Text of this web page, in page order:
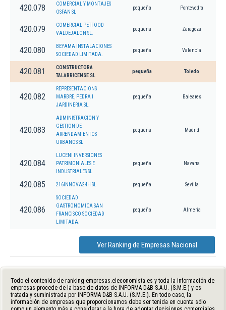
420.078
COMERCIAL Y MONTAJES
OSFAN SL
pequeña Pontevedra
420.079
COMERCIAL PETFOOD
VALDEJALON SL.
pequeña Zaragoza
420.080
BEYAMA INSTALACIONES
SOCIEDAD LIMITADA.
pequeña Valencia
420.081
CONSTRUCTORA
TALABRICENSE SL
pequeña Toledo
420.082
REPRESENTACIONS
MARBRE, PEDRA I
JARDINERIA SL.
pequeña Baleares
420.083
ADMINISTRACION Y
GESTION DE
ARRENDAMIENTOS
URBANOS SL
pequeña Madrid
420.084
LUCENI INVERSIONES
PATRIMONIALES E
INDUSTRIALES SL
pequeña Navarra
420.085 216INNOVA24H SL pequeña Sevilla
420.086
SOCIEDAD
GASTRONOMICA SAN
FRANCISCO SOCIEDAD
LIMITADA.
pequeña Almería
Ver Ranking de Empresas Nacional
Todo el contenido de ranking-empresas.eleconomista.es y toda la información de
empresas procede de la base de datos de INFORMA D&B S.A.U. (S.M.E.) y es
tratada y suministrada por INFORMA D&B S.A.U. (S.M.E.). En todo caso, la
información de empresas que proporcionamos debe ser tenida en cuenta sólo